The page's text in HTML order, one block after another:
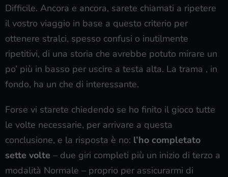
Difficile. Ancora e ancora, sarete chiamati a ripetere
il vostro viaggio in base a questo criterio per
ottenere stralci, spesso confusi o inutilmente
ripetitivi, di una storia che avrebbe potuto mirare un
po’ più in basso per uscire a testa alta. La trama , in
fondo, ha un che di interessante.
Forse vi starete chiedendo se ho finito il gioco tutte
le volte necessarie, per arrivare a questa
conclusione, e la risposta è no: l’ho completato
sette volte – due giri completi più un inizio di terzo a
modalità Normale – proprio per assicurarmi di